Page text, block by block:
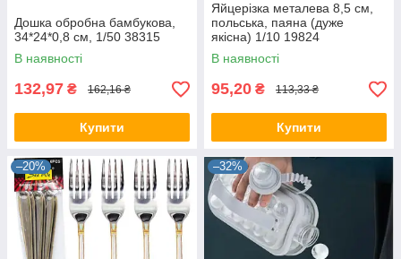
Дошка обробна бамбукова,
34*24*0,8 см, 1/50 38315
В наявності
132,97 ₴ 162,16 ₴
Купити
Яйцерізка металева 8,5 см,
польська, паяна (дуже
якісна) 1/10 19824
В наявності
95,20 ₴ 113,33 ₴
Купити
–20% –32%